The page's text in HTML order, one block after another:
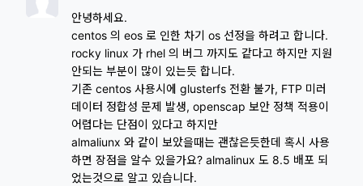
안녕하세요.
centos 의 eos 로 인한 차기 os 선정을 하려고 합니다.
rocky linux 가 rhel 의 버그 까지도 같다고 하지만 지원
안되는 부분이 많이 있는듯 합니다.
기존 centos 사용시에 glusterfs 전환 불가, FTP 미러
데이터 정합성 문제 발생, openscap 보안 정책 적용이
어렵다는 단점이 있다고 하지만
almaliunx 와 같이 보았을때는 괜찮은듯한데 혹시 사용
하면 장점을 알수 있을가요? almalinux 도 8.5 배포 되
었는것으로 알고 있습니다.